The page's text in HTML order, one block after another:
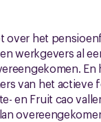
over het
werkgevers al
van het actieve
en Fruit cao